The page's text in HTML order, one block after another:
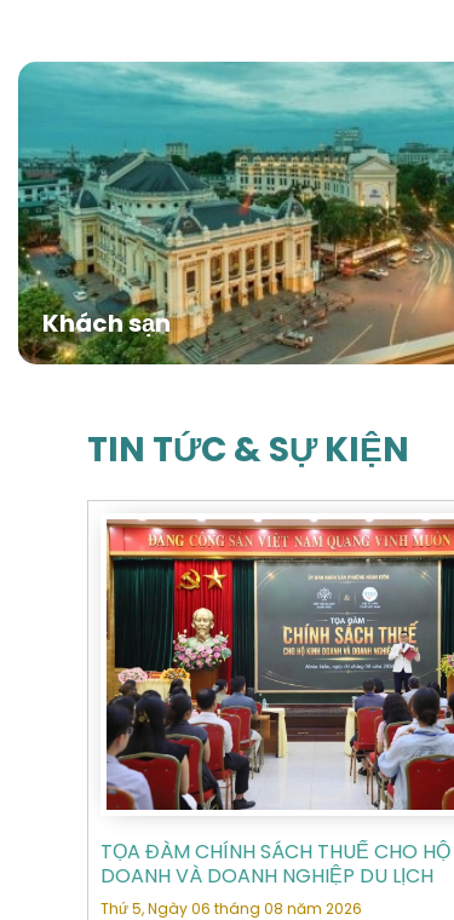
Khách sạn
TIN TỨC & SỰ KIỆN
TỌA ĐÀM CHÍNH SÁCH THUẾ CHO HỘ
DOANH VÀ DOANH NGHIỆP DU LỊCH
Thứ 5, Ngày 06 tháng 08 năm 2026